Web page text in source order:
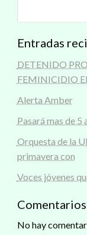
Entradas
DETENIDO
FEMINICIDIO
Alerta Amber
Pasará mas de
Orquesta de la
primavera con
Voces jóvenes
No hay